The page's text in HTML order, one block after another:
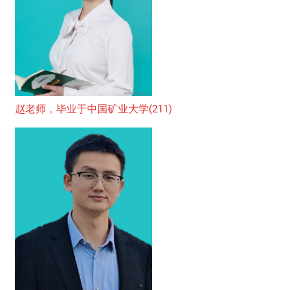
赵老师，毕业于中国矿业大学(211)